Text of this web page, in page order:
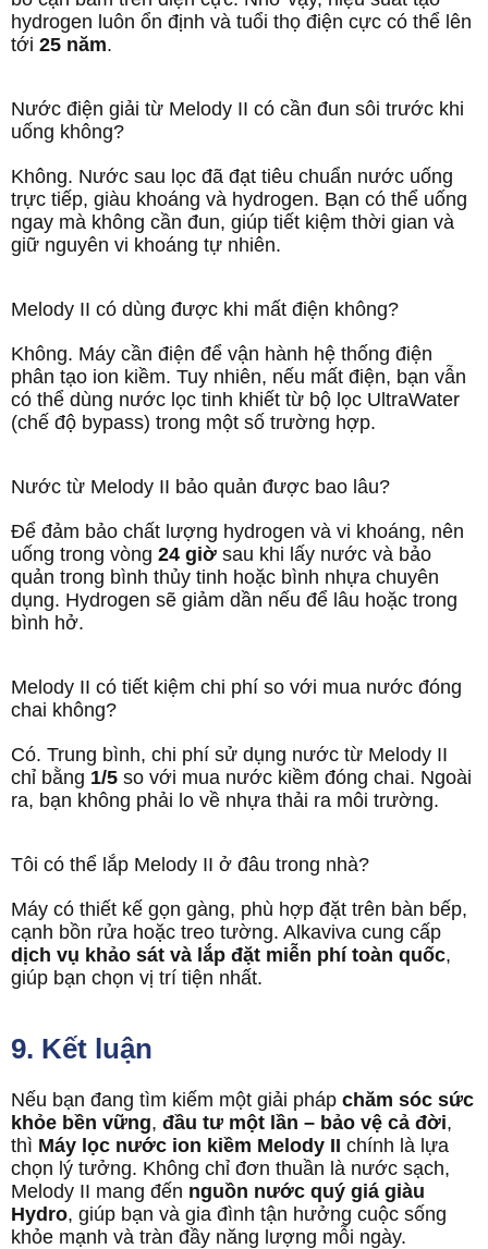
hydrogen luôn ổn định và tuổi thọ điện cực có thể lên
tới 25 năm.
Nước điện giải từ Melody II có cần đun sôi trước khi
uống không?
Không. Nước sau lọc đã đạt tiêu chuẩn nước uống
trực tiếp, giàu khoáng và hydrogen. Bạn có thể uống
ngay mà không cần đun, giúp tiết kiệm thời gian và
giữ nguyên vi khoáng tự nhiên.
Melody II có dùng được khi mất điện không?
Không. Máy cần điện để vận hành hệ thống điện
phân tạo ion kiềm. Tuy nhiên, nếu mất điện, bạn vẫn
có thể dùng nước lọc tinh khiết từ bộ lọc UltraWater
(chế độ bypass) trong một số trường hợp.
Nước từ Melody II bảo quản được bao lâu?
Để đảm bảo chất lượng hydrogen và vi khoáng, nên
uống trong vòng 24 giờ sau khi lấy nước và bảo
quản trong bình thủy tinh hoặc bình nhựa chuyên
dụng. Hydrogen sẽ giảm dần nếu để lâu hoặc trong
bình hở.
Melody II có tiết kiệm chi phí so với mua nước đóng
chai không?
Có. Trung bình, chi phí sử dụng nước từ Melody II
chỉ bằng 1/5 so với mua nước kiềm đóng chai. Ngoài
ra, bạn không phải lo về nhựa thải ra môi trường.
Tôi có thể lắp Melody II ở đâu trong nhà?
Máy có thiết kế gọn gàng, phù hợp đặt trên bàn bếp,
cạnh bồn rửa hoặc treo tường. Alkaviva cung cấp
dịch vụ khảo sát và lắp đặt miễn phí toàn quốc,
giúp bạn chọn vị trí tiện nhất.
9. Kết luận
Nếu bạn đang tìm kiếm một giải pháp chăm sóc sức
khỏe bền vững, đầu tư một lần – bảo vệ cả đời,
thì Máy lọc nước ion kiềm Melody II chính là lựa
chọn lý tưởng. Không chỉ đơn thuần là nước sạch,
Melody II mang đến nguồn nước quý giá giàu
Hydro, giúp bạn và gia đình tận hưởng cuộc sống
khỏe mạnh và tràn đầy năng lượng mỗi ngày.